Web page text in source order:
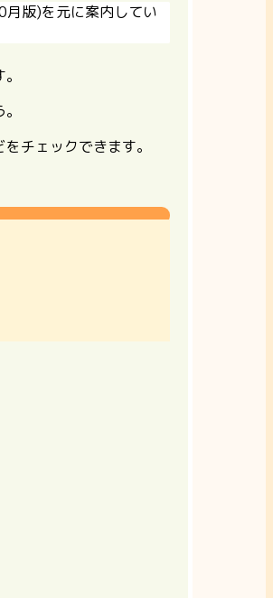
版)を元に案内してい
チェックできます。